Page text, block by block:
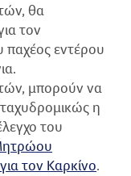
θα
τον
εντέρου
μπορούν να
η
του
τον Καρκίνο.